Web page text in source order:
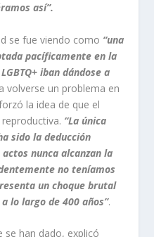
así”.
se fue viendo como “una
pacíficamente en la
iban dándose a
volverse un problema en
la idea de que el
“La única
sido la deducción
nunca alcanzan la
no teníamos
un choque brutal
lo largo de 400 años”.
se han dado, explicó